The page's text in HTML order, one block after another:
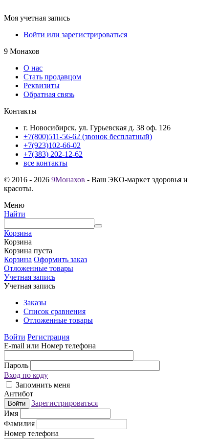
Моя учетная запись
Войти или зарегистрироваться
9 Монахов
О нас
Стать продавцом
Реквизиты
Обратная связь
Контакты
г. Новосибирск, ул. Гурьевская д. 38 оф. 126
+7(800)511-56-62 (звонок бесплатный)
+7(923)102-66-02
+7(383) 202-12-62
все контакты
© 2016 - 2026 9Монахов - Ваш ЭКО-маркет здоровья и
красоты.
Меню
Найти
Корзина
Корзина
Корзина пуста
Корзина Оформить заказ
Отложенные товары
Учетная запись
Учетная запись
Заказы
Список сравнения
Отложенные товары
Войти Регистрация
E-mail или Номер телефона
Пароль
Вход по коду
Запомнить меня
Антибот
Войти
Зарегистрироваться
Имя
Фамилия
Номер телефона